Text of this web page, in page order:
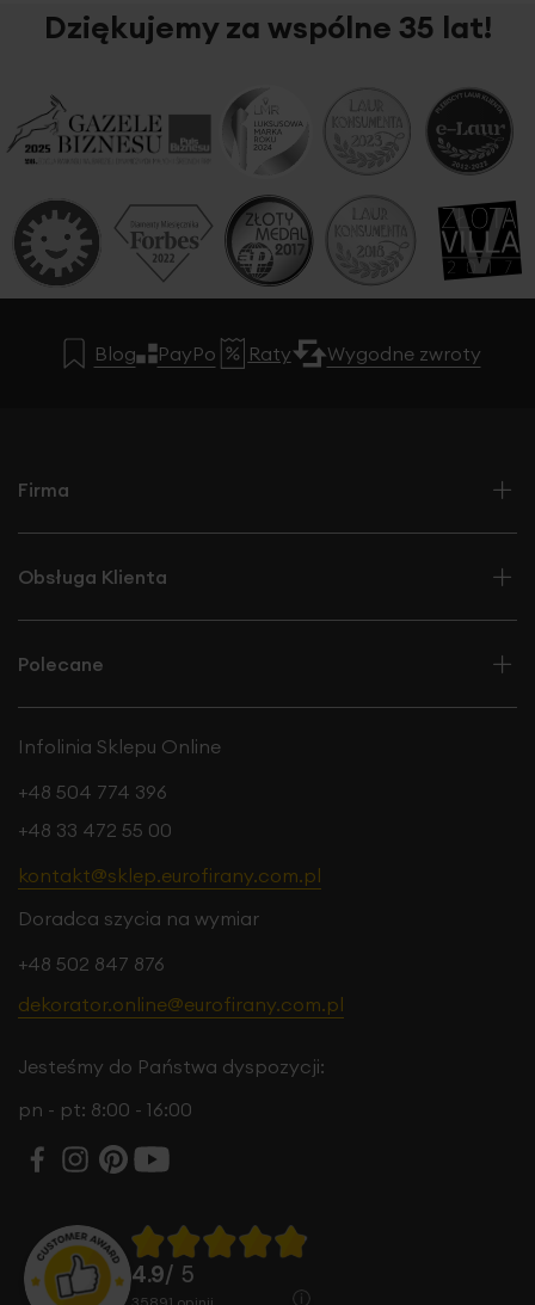
Dziękujemy za wspólne 35 lat!
Blog PayPo Raty Wygodne zwroty
Firma
Obsługa Klienta
Polecane
Infolinia Sklepu Online
+48 504 774 396
+48 33 472 55 00
kontakt@sklep.eurofirany.com.pl
Doradca szycia na wymiar
+48 502 847 876
dekorator.online@eurofirany.com.pl
Jesteśmy do Państwa dyspozycji:
pn - pt: 8:00 - 16:00
4.9/ 5